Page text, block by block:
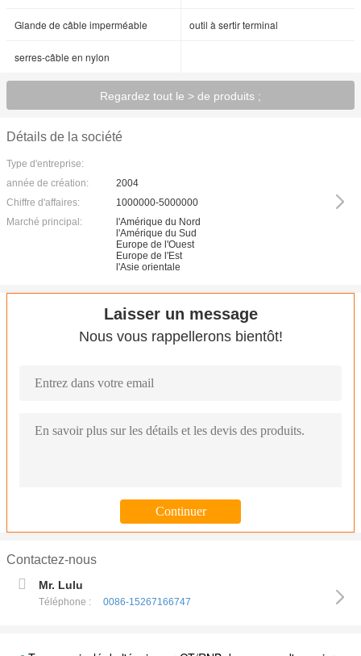
Glande de câble imperméable outil à sertir terminal
serres-câble en nylon
Regardez tout le > de produits ;
Détails de la société
Type d'entreprise:
année de création:
2004
Chiffre d'affaires:
1000000-5000000
Marché principal:
l'Amérique du Nord
l'Amérique du Sud
Europe de l'Ouest
Europe de l'Est
l'Asie orientale
Laisser un message
Nous vous rappellerons bientôt!
Contactez-nous
Mr. Lulu
Téléphone : 0086-15267166747